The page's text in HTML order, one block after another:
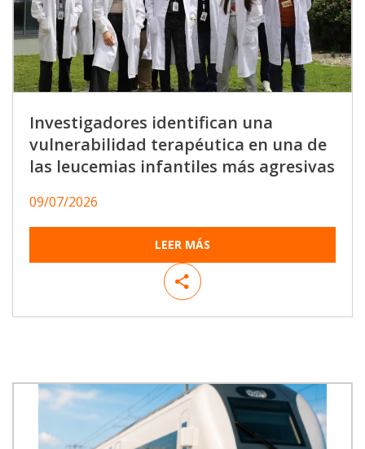
Investigadores identifican una
vulnerabilidad terapéutica en una de
las leucemias infantiles más agresivas
09/07/2026
LEER MÁS